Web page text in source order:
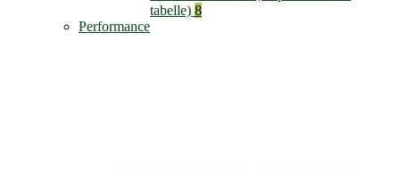
tabelle) 8
Performance